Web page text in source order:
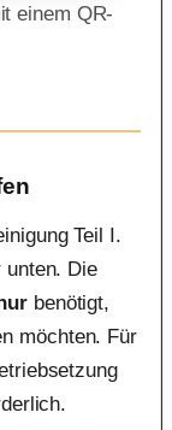
einem QR-
Teil I.
unten. Die
benötigt,
möchten. Für